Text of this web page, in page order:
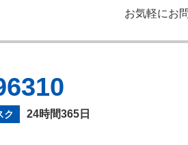
お気軽にお
ク 24時間365日